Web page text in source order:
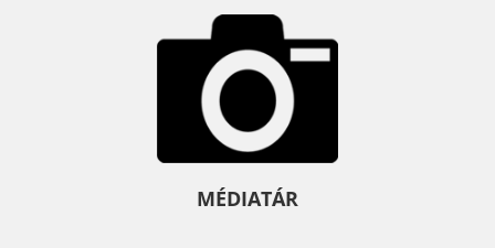
MÉDIATÁR